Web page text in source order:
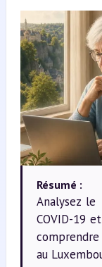
Résumé :
Analysez
COVID-19
au